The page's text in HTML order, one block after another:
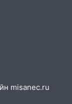
над
в
misanec.ru